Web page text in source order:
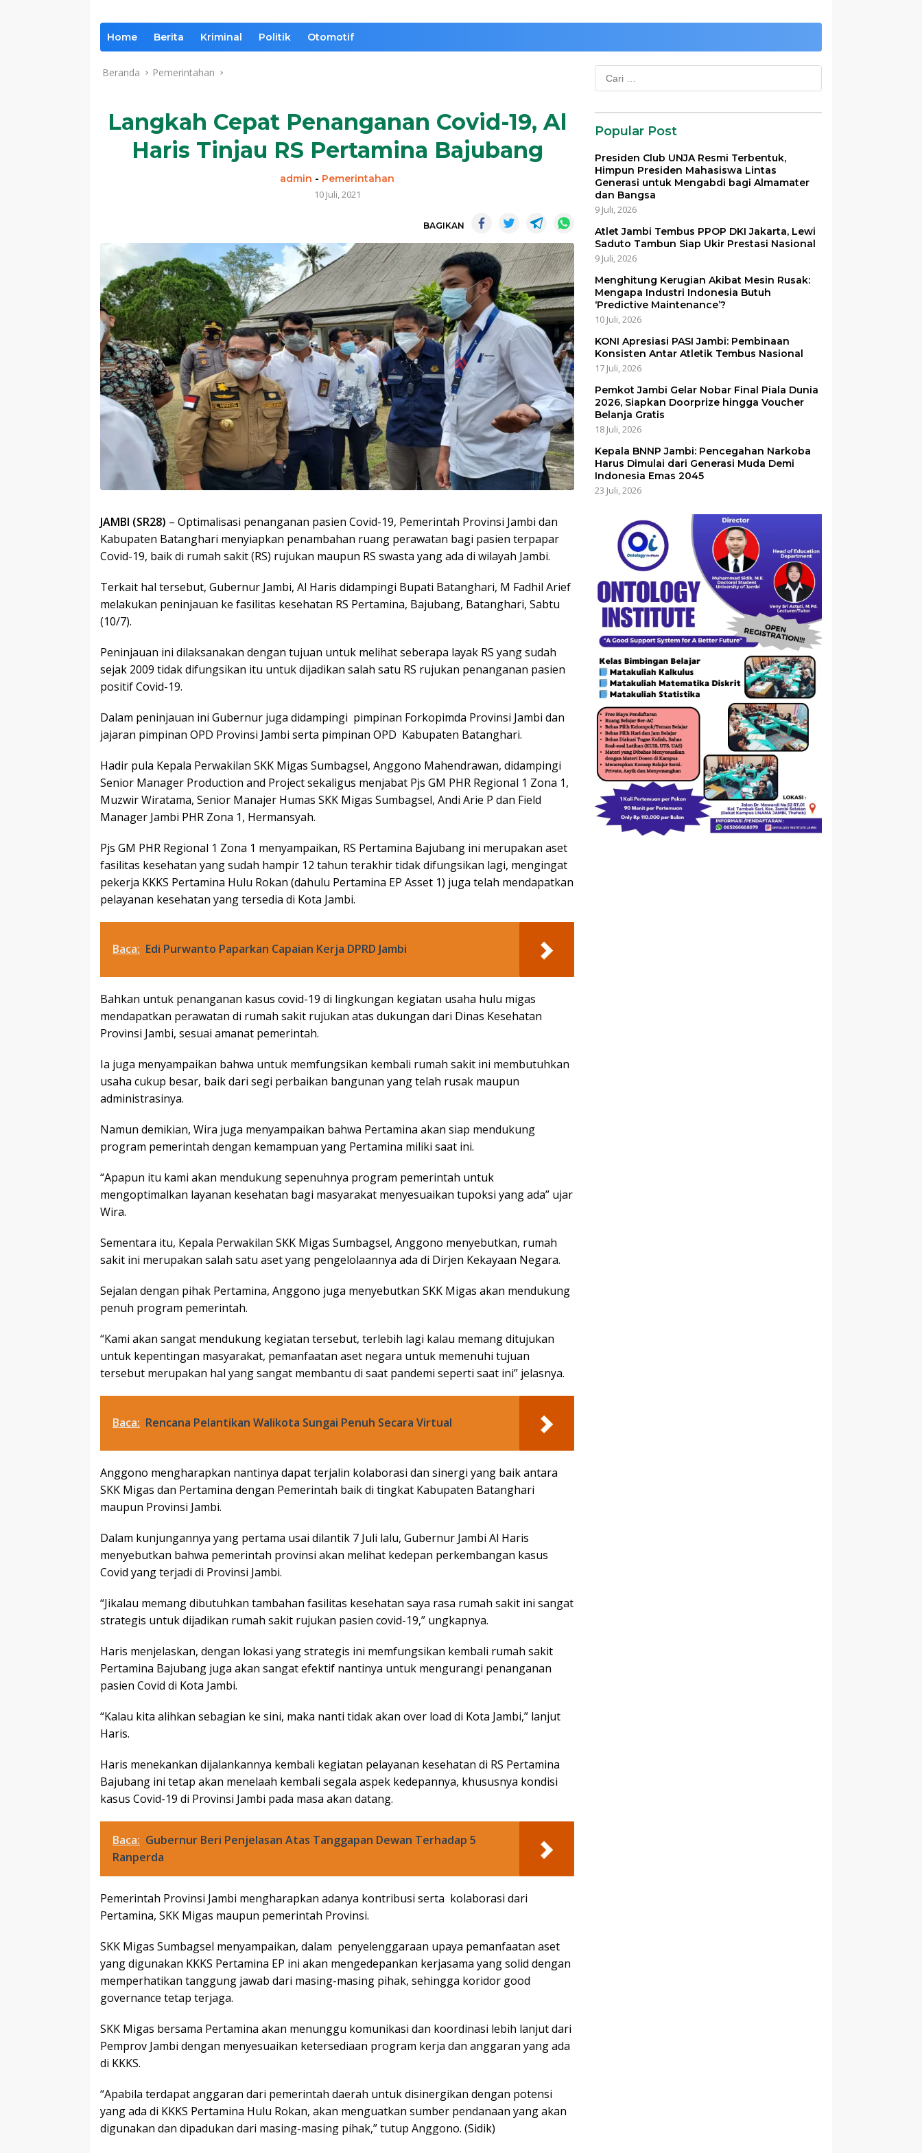
Home Berita Kriminal Politik Otomotif
Beranda Pemerintahan
Langkah Cepat Penanganan Covid-19, Al
Haris Tinjau RS Pertamina Bajubang
admin - Pemerintahan
10 Juli, 2021
BAGIKAN
JAMBI (SR28) – Optimalisasi penanganan pasien Covid-19, Pemerintah Provinsi Jambi dan
Kabupaten Batanghari menyiapkan penambahan ruang perawatan bagi pasien terpapar
Covid-19, baik di rumah sakit (RS) rujukan maupun RS swasta yang ada di wilayah Jambi.
Terkait hal tersebut, Gubernur Jambi, Al Haris didampingi Bupati Batanghari, M Fadhil Arief
melakukan peninjauan ke fasilitas kesehatan RS Pertamina, Bajubang, Batanghari, Sabtu
(10/7).
Peninjauan ini dilaksanakan dengan tujuan untuk melihat seberapa layak RS yang sudah
sejak 2009 tidak difungsikan itu untuk dijadikan salah satu RS rujukan penanganan pasien
positif Covid-19.
Dalam peninjauan ini Gubernur juga didampingi pimpinan Forkopimda Provinsi Jambi dan
jajaran pimpinan OPD Provinsi Jambi serta pimpinan OPD Kabupaten Batanghari.
Hadir pula Kepala Perwakilan SKK Migas Sumbagsel, Anggono Mahendrawan, didampingi
Senior Manager Production and Project sekaligus menjabat Pjs GM PHR Regional 1 Zona 1,
Muzwir Wiratama, Senior Manajer Humas SKK Migas Sumbagsel, Andi Arie P dan Field
Manager Jambi PHR Zona 1, Hermansyah.
Pjs GM PHR Regional 1 Zona 1 menyampaikan, RS Pertamina Bajubang ini merupakan aset
fasilitas kesehatan yang sudah hampir 12 tahun terakhir tidak difungsikan lagi, mengingat
pekerja KKKS Pertamina Hulu Rokan (dahulu Pertamina EP Asset 1) juga telah mendapatkan
pelayanan kesehatan yang tersedia di Kota Jambi.
Baca: Edi Purwanto Paparkan Capaian Kerja DPRD Jambi
Bahkan untuk penanganan kasus covid-19 di lingkungan kegiatan usaha hulu migas
mendapatkan perawatan di rumah sakit rujukan atas dukungan dari Dinas Kesehatan
Provinsi Jambi, sesuai amanat pemerintah.
Ia juga menyampaikan bahwa untuk memfungsikan kembali rumah sakit ini membutuhkan
usaha cukup besar, baik dari segi perbaikan bangunan yang telah rusak maupun
administrasinya.
Namun demikian, Wira juga menyampaikan bahwa Pertamina akan siap mendukung
program pemerintah dengan kemampuan yang Pertamina miliki saat ini.
“Apapun itu kami akan mendukung sepenuhnya program pemerintah untuk
mengoptimalkan layanan kesehatan bagi masyarakat menyesuaikan tupoksi yang ada” ujar
Wira.
Sementara itu, Kepala Perwakilan SKK Migas Sumbagsel, Anggono menyebutkan, rumah
sakit ini merupakan salah satu aset yang pengelolaannya ada di Dirjen Kekayaan Negara.
Sejalan dengan pihak Pertamina, Anggono juga menyebutkan SKK Migas akan mendukung
penuh program pemerintah.
“Kami akan sangat mendukung kegiatan tersebut, terlebih lagi kalau memang ditujukan
untuk kepentingan masyarakat, pemanfaatan aset negara untuk memenuhi tujuan
tersebut merupakan hal yang sangat membantu di saat pandemi seperti saat ini” jelasnya.
Baca: Rencana Pelantikan Walikota Sungai Penuh Secara Virtual
Anggono mengharapkan nantinya dapat terjalin kolaborasi dan sinergi yang baik antara
SKK Migas dan Pertamina dengan Pemerintah baik di tingkat Kabupaten Batanghari
maupun Provinsi Jambi.
Dalam kunjungannya yang pertama usai dilantik 7 Juli lalu, Gubernur Jambi Al Haris
menyebutkan bahwa pemerintah provinsi akan melihat kedepan perkembangan kasus
Covid yang terjadi di Provinsi Jambi.
“Jikalau memang dibutuhkan tambahan fasilitas kesehatan saya rasa rumah sakit ini sangat
strategis untuk dijadikan rumah sakit rujukan pasien covid-19,” ungkapnya.
Haris menjelaskan, dengan lokasi yang strategis ini memfungsikan kembali rumah sakit
Pertamina Bajubang juga akan sangat efektif nantinya untuk mengurangi penanganan
pasien Covid di Kota Jambi.
“Kalau kita alihkan sebagian ke sini, maka nanti tidak akan over load di Kota Jambi,” lanjut
Haris.
Haris menekankan dijalankannya kembali kegiatan pelayanan kesehatan di RS Pertamina
Bajubang ini tetap akan menelaah kembali segala aspek kedepannya, khususnya kondisi
kasus Covid-19 di Provinsi Jambi pada masa akan datang.
Baca: Gubernur Beri Penjelasan Atas Tanggapan Dewan Terhadap 5
Ranperda
Pemerintah Provinsi Jambi mengharapkan adanya kontribusi serta kolaborasi dari
Pertamina, SKK Migas maupun pemerintah Provinsi.
SKK Migas Sumbagsel menyampaikan, dalam penyelenggaraan upaya pemanfaatan aset
yang digunakan KKKS Pertamina EP ini akan mengedepankan kerjasama yang solid dengan
memperhatikan tanggung jawab dari masing-masing pihak, sehingga koridor good
governance tetap terjaga.
SKK Migas bersama Pertamina akan menunggu komunikasi dan koordinasi lebih lanjut dari
Pemprov Jambi dengan menyesuaikan ketersediaan program kerja dan anggaran yang ada
di KKKS.
“Apabila terdapat anggaran dari pemerintah daerah untuk disinergikan dengan potensi
yang ada di KKKS Pertamina Hulu Rokan, akan menguatkan sumber pendanaan yang akan
digunakan dan dipadukan dari masing-masing pihak,” tutup Anggono. (Sidik)
Cari
untuk:
Popular Post
Presiden Club UNJA Resmi Terbentuk,
Himpun Presiden Mahasiswa Lintas
Generasi untuk Mengabdi bagi Almamater
dan Bangsa
9 Juli, 2026
Atlet Jambi Tembus PPOP DKI Jakarta, Lewi
Saduto Tambun Siap Ukir Prestasi Nasional
9 Juli, 2026
Menghitung Kerugian Akibat Mesin Rusak:
Mengapa Industri Indonesia Butuh
‘Predictive Maintenance’?
10 Juli, 2026
KONI Apresiasi PASI Jambi: Pembinaan
Konsisten Antar Atletik Tembus Nasional
17 Juli, 2026
Pemkot Jambi Gelar Nobar Final Piala Dunia
2026, Siapkan Doorprize hingga Voucher
Belanja Gratis
18 Juli, 2026
Kepala BNNP Jambi: Pencegahan Narkoba
Harus Dimulai dari Generasi Muda Demi
Indonesia Emas 2045
23 Juli, 2026